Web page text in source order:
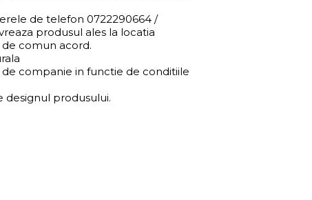
de telefon 0722290664 /
produsul ales la locatia
comun acord.
companie in functie de conditiile
designul produsului.